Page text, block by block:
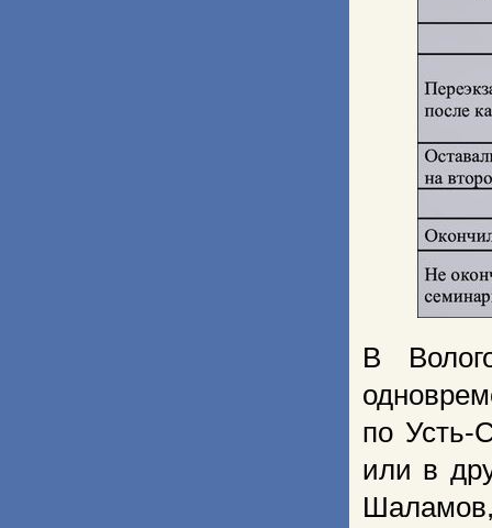
В
по Усть-
или в